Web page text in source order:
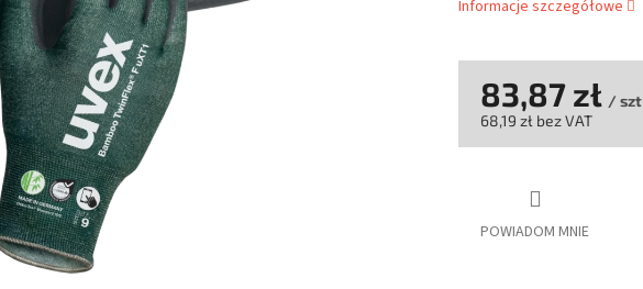
Informacje szczegółowe
POWIADOM MNIE
83,87 zł / szt
68,19 zł bez VAT
0,0
5
gwiazdek.